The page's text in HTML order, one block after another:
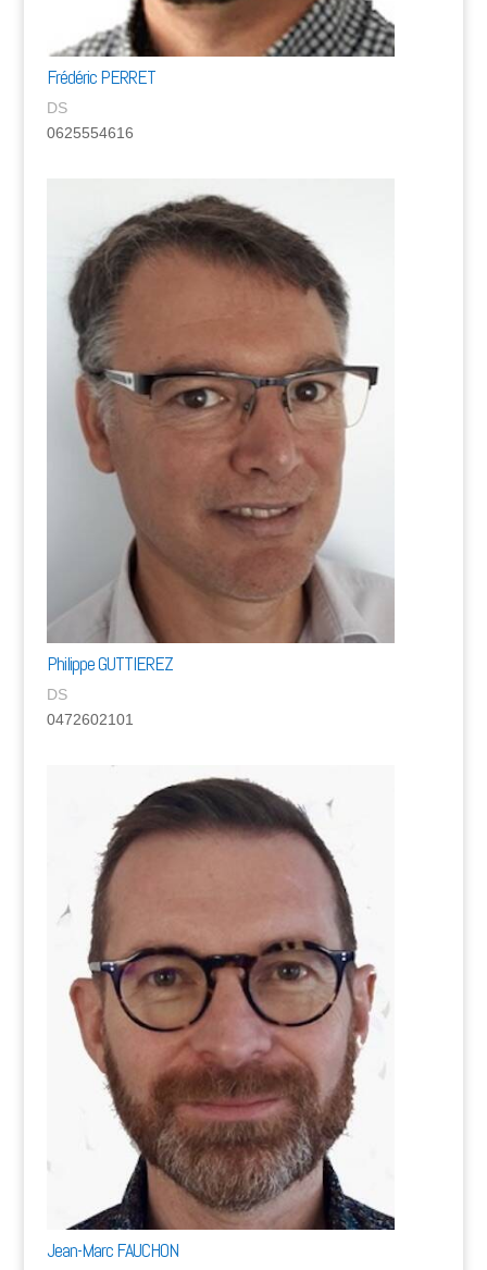
Frédéric PERRET
DS
0625554616
Philippe GUTTIEREZ
DS
0472602101
Jean-Marc FAUCHON